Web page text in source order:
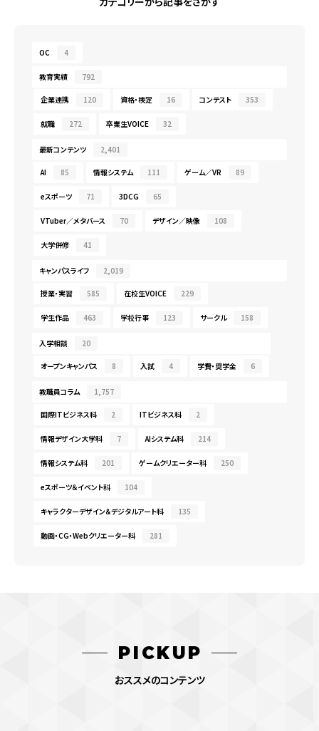
OC 4
教育実績 792
企業連携 120 資格・検定 16 コンテスト 353
就職 272 卒業生VOICE 32
最新コンテンツ 2,401
AI 85 情報システム 111 ゲーム／VR 89
eスポーツ 71 3DCG 65
VTuber／メタバース 70 デザイン／映像 108
大学併修 41
キャンパスライフ 2,019
授業・実習 585 在校生VOICE 229
学生作品 463 学校行事 123 サークル 158
入学相談 20
オープンキャンパス 8 入試 4 学費・奨学金 6
教職員コラム 1,757
国際ITビジネス科 2 ITビジネス科 2
情報デザイン大学科 7 AIシステム科 214
情報システム科 201 ゲームクリエーター科 250
eスポーツ＆イベント科 104
キャラクターデザイン＆デジタルアート科 135
動画・CG・Webクリエーター科 281
PICKUP
おススメのコンテンツ